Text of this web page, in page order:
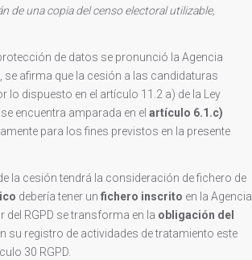
de una copia del censo electoral utilizable,
de datos se pronunció la Agencia
afirma que la cesión a las candidaturas
dispuesto en el artículo 11.2 a) de la Ley
se encuentra amparada en el artículo 6.1.c)
para los fines previstos en la presente
la cesión tendrá la consideración de fichero de
debería tener un fichero inscrito en la Agencia
RGPD se transforma en la obligación del
su registro de actividades de tratamiento este
30 RGPD.